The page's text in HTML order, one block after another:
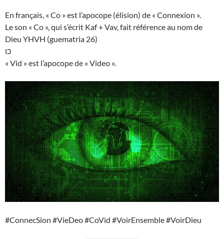
En français, « Co » est l’apocope (élision) de « Connexion ».
Le son « Co », qui s’écrit Kaf + Vav, fait référence au nom de
Dieu YHVH (guematria 26)
כו
« Vid » est l’apocope de « Video ».
#ConnecSion #VieDeo #CoVid #VoirEnsemble #VoirDieu